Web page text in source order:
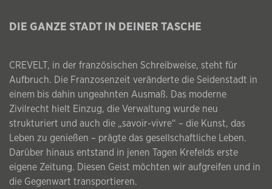
DIE GANZE STADT IN DEINER TASCHE
CREVELT, in der französischen Schreibweise, steht für
Aufbruch. Die Franzosenzeit veränderte die Seidenstadt in
einem bis dahin ungeahnten Ausmaß. Das moderne
Zivilrecht hielt Einzug, die Verwaltung wurde neu
strukturiert und auch die „savoir-vivre“ – die Kunst, das
Leben zu genießen – prägte das gesellschaftliche Leben.
Darüber hinaus entstand in jenen Tagen Krefelds erste
eigene Zeitung. Diesen Geist möchten wir aufgreifen und in
die Gegenwart transportieren.